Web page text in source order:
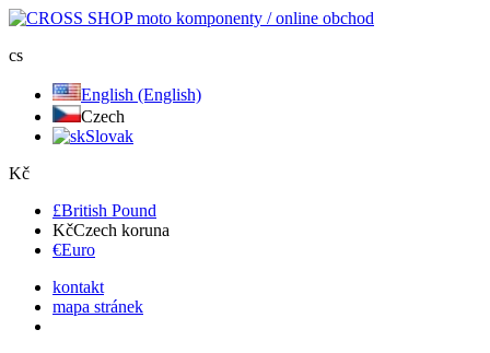
cs
English (English)
Czech
Slovak
Kč
£British Pound
KčCzech koruna
€Euro
kontakt
mapa stránek